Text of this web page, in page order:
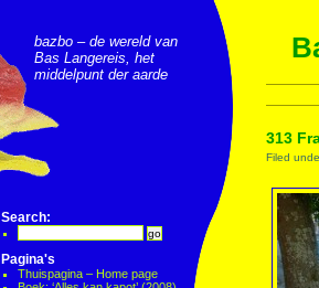
bazbo – de wereld van
Bas Langereis, het
middelpunt der aarde
Search:
Pagina's
Thuispagina – Home page
313
Filed